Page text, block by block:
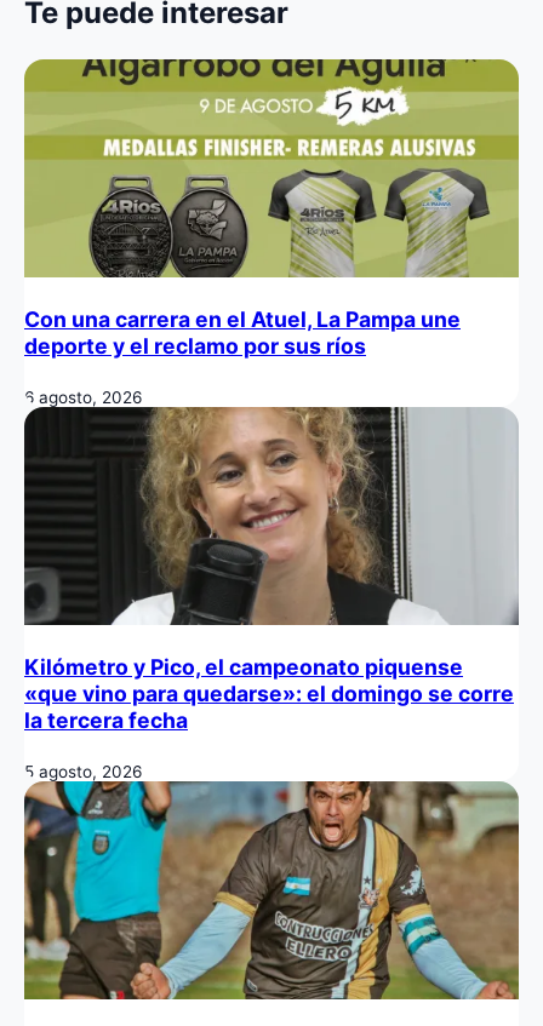
Te puede interesar
Con una carrera en el Atuel, La Pampa une
deporte y el reclamo por sus ríos
6 agosto, 2026
Kilómetro y Pico, el campeonato piquense
«que vino para quedarse»: el domingo se corre
la tercera fecha
5 agosto, 2026